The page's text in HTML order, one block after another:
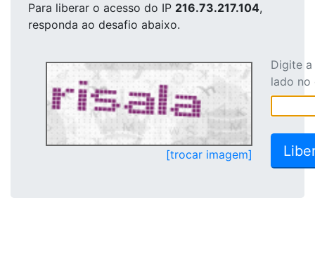
Para liberar o acesso do IP 216.73.217.104,
responda ao desafio abaixo.
[trocar imagem]
Digite
lado no